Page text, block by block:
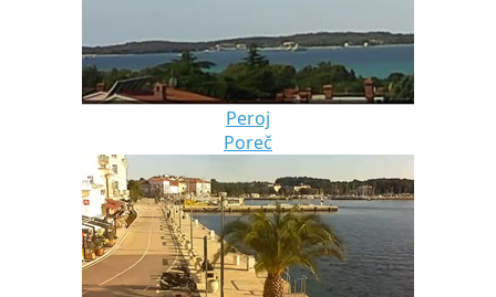
Peroj
Poreč